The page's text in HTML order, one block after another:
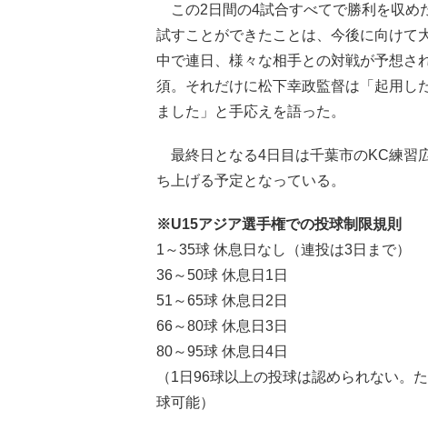
この2日間の4試合すべてで勝利を収め
試すことができたことは、今後に向け
中で連日、様々な相手との対戦が予想さ
須。それだけに松下幸政監督は「起用し
ました」と手応えを語った。
最終日となる4日目は千葉市のKC練習
ち上げる予定となっている。
※U15アジア選手権での投球制限規則
1～35球 休息日なし（連投は3日まで）
36～50球 休息日1日
51～65球 休息日2日
66～80球 休息日3日
80～95球 休息日4日
（1日96球以上の投球は認められない。
球可能）